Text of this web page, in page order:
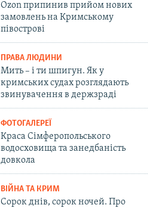
Ozon припинив прийом нових
замовлень на Кримському
півострові
ПРАВА ЛЮДИНИ
Мить – і ти шпигун. Як у
кримських судах розглядають
звинувачення в держзраді
ФОТОГАЛЕРЕЇ
Краса Сімферопольського
водосховища та занедбаність
довкола
ВІЙНА ТА КРИМ
Сорок днів, сорок ночей. Про